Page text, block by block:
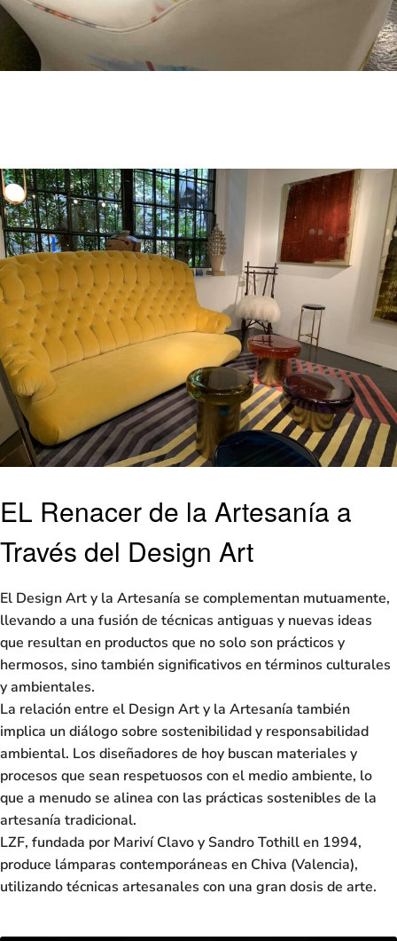
EL Renacer de la Artesanía a
Través del Design Art
El Design Arty la Artesanía se complementan mutuamente,
llevando a una fusión de técnicas antiguas y nuevas ideas
que resultan en productos que no solo son prácticos y
hermosos, sino también significativos en términos culturales
y ambientales.
La relación entre el Design Arty la Artesanía también
implica un diálogo sobre sostenibilidad y responsabilidad
ambiental. Los diseñadores de hoy buscan materiales y
procesos que sean respetuosos con el medio ambiente, lo
que a menudo se alinea con las prácticas sostenibles de la
artesanía tradicional.
LZF, fundada por Mariví Clavo y Sandro Tothillen 1994,
produce lámparas contemporáneas en Chiva (Valencia),
utilizando técnicas artesanales con una gran dosis de arte.